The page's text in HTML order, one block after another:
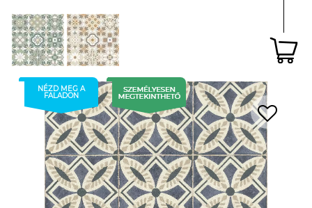
NÉZD MEG A
FALADON